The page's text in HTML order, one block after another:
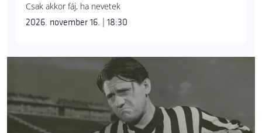
Csak akkor fáj, ha nevetek
2026. november 16. | 18:30